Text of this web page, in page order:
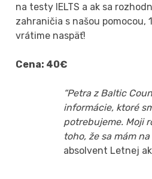
na testy IELTS a ak sa
zahraničia s našou pomocou,
vrátime naspäť!
Cena: 40€
“Petra z Baltic
informácie, ktoré
potrebujeme. Moji
toho, že sa mám
absolvent Letnej